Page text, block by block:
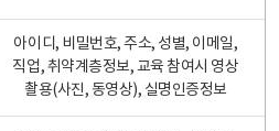
아이디, 비밀번호, 주소, 성별, 이메일,
직업, 취약계층정보, 교육 참여시 영상
촬용(사진, 동영상), 실명인증정보